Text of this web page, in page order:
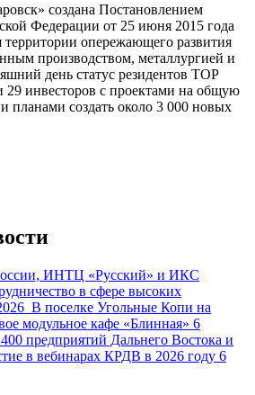
создана Постановлением
Федерации от 25 июня 2015 года
опережающего развития
производством, металлургией и
день статус резидентов ТОР
29 инвесторов с проектами на общую
планами создать около 3 000 новых
ИНТЦ «Русский» и ИКС
в сфере высоких
В поселке Угольные Копи на
модульное кафе «Блинная» 6
предприятий Дальнего Востока и
в вебинарах КРДВ в 2026 году 6